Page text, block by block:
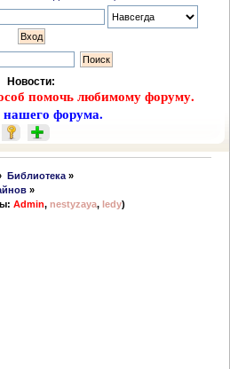
Новости:
помочь любимому форуму.
форума.
Библиотека»
»
Admin,nestyzaya,ledy)